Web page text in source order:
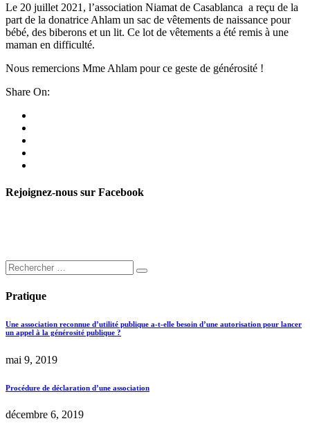
Le 20 juillet 2021, l’association Niamat de Casablanca a reçu de la
part de la donatrice Ahlam un sac de vêtements de naissance pour
bébé, des biberons et un lit. Ce lot de vêtements a été remis à une
maman en difficulté.
Nous remercions Mme Ahlam pour ce geste de générosité !
Share On:
Rejoignez-nous sur Facebook
Pratique
Une association reconnue d’utilité publique a-t-elle besoin d’une autorisation pour lancer
un appel à la générosité publique ?
mai 9, 2019
Procédure de déclaration d’une association
décembre 6, 2019